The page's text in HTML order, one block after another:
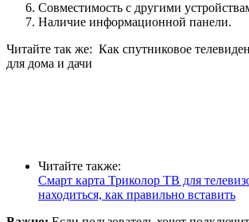
Совместимость с другими
Наличие информационной панели.
Читайте так же: Как спутниковое
для дома и дачи
Читайте также:
Смарт карта Триколор ТВ для
находиться, как правильно вставить